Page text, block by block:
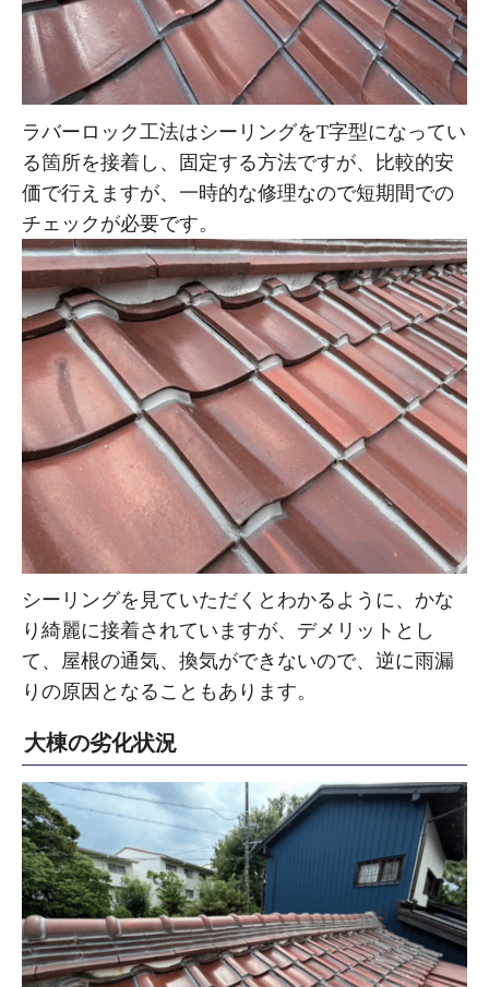
ラバーロック工法はシーリングをT字型になってい
る箇所を接着し、固定する方法ですが、比較的安
価で行えますが、一時的な修理なので短期間での
チェックが必要です。
シーリングを見ていただくとわかるように、かな
り綺麗に接着されていますが、デメリットとし
て、屋根の通気、換気ができないので、逆に雨漏
りの原因となることもあります。
大棟の劣化状況